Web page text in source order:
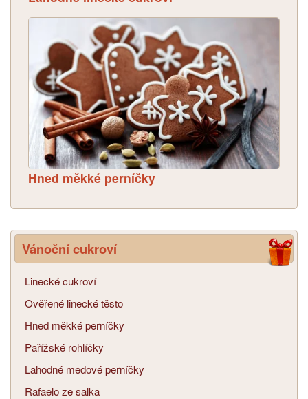
Hned měkké perníčky
Vánoční cukroví
Linecké cukroví
Ověřené linecké těsto
Hned měkké perníčky
Pařížské rohlíčky
Lahodné medové perníčky
Rafaelo ze salka